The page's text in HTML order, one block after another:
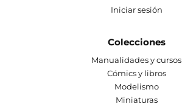
Iniciar sesión
Colecciones
Manualidades y cursos
Cómics y libros
Modelismo
Miniaturas